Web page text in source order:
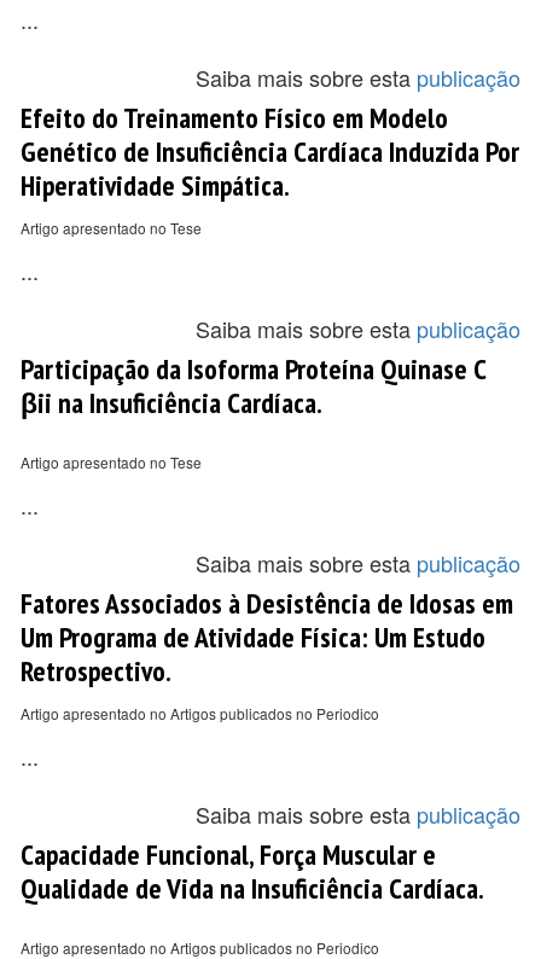
...
Saiba mais sobre esta publicação
Efeito do Treinamento Físico em Modelo
Genético de Insuficiência Cardíaca Induzida Por
Hiperatividade Simpática.
Artigo apresentado no Tese
...
Saiba mais sobre esta publicação
Participação da Isoforma Proteína Quinase C
βii na Insuficiência Cardíaca.
Artigo apresentado no Tese
...
Saiba mais sobre esta publicação
Fatores Associados à Desistência de Idosas em
Um Programa de Atividade Física: Um Estudo
Retrospectivo.
Artigo apresentado no Artigos publicados no Periodico
...
Saiba mais sobre esta publicação
Capacidade Funcional, Força Muscular e
Qualidade de Vida na Insuficiência Cardíaca.
Artigo apresentado no Artigos publicados no Periodico